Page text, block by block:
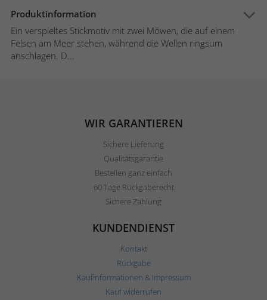
Produktinformation
Ein verspieltes Stickmotiv mit zwei Möwen, die auf einem
Felsen am Meer stehen, während die Wellen ringsum
anschlagen. D...
WIR GARANTIEREN
Sichere Lieferung
Qualitätsgarantie
Bestellen ganz einfach
60 Tage Rückgaberecht
Sichere Zahlung
KUNDENDIENST
Kontakt
Rückgabe
Kaufinformationen & Impressum
Kauf widerrufen